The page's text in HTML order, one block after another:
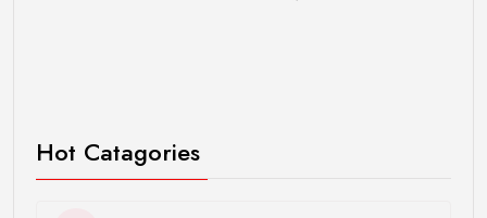
Hot Catagories